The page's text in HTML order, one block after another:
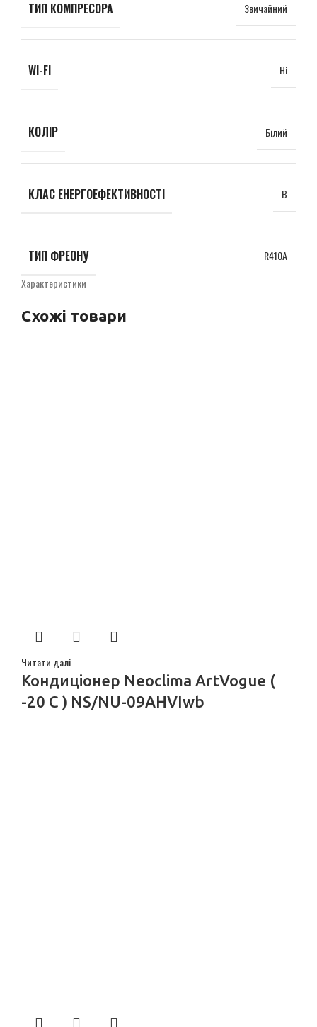
ТИП КОМПРЕСОРА Звичайний
WI-FI Ні
КОЛІР Білий
КЛАС ЕНЕРГОЕФЕКТИВНОСТІ B
ТИП ФРЕОНУ
R410A
Характеристики
Схожі товари
Читати далі
Кондиціонер Neoclima ArtVogue (
-20 C ) NS/NU-09AHVIwb